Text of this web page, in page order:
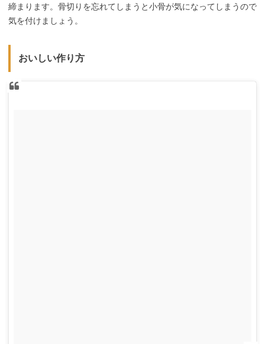
締まります。骨切りを忘れてしまうと小骨が気になってしまうので
気を付けましょう。
おいしい作り方